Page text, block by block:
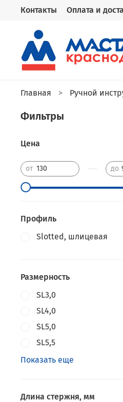
Контакты Оплата и
Главная Ручной
Фильтры
Цена
от до
Профиль
Slotted, шлицевая
Размерность
SL3,0
SL4,0
SL5,0
SL5,5
Показать еще
Длина стержня, мм